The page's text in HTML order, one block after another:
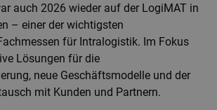
auch 2026 wieder auf der LogiMAT in
– einer der wichtigsten
für Intralogistik. Im Fokus
Lösungen für die
neue Geschäftsmodelle und der
mit Kunden und Partnern.